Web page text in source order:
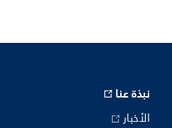
نبذة عنا
الأخبار